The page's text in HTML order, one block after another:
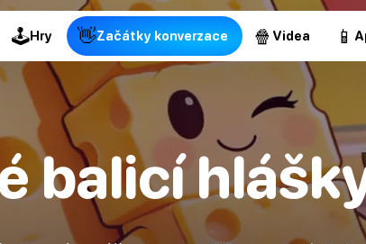
🕹Hry 👋Začátky konverzace 🍿 Videa 📱
balicí